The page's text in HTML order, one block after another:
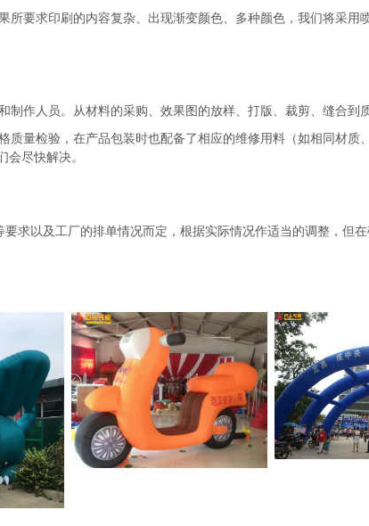
要求印刷的内容复杂、出现渐变颜色、多种颜色，我们将采用
作人员。从材料的采购、效果图的放样、打版、裁剪、缝合到
量检验，在产品包装时也配备了相应的维修用料（如相同材
尽快解决。
以及工厂的排单情况而定，根据实际情况作适当的调整，但在